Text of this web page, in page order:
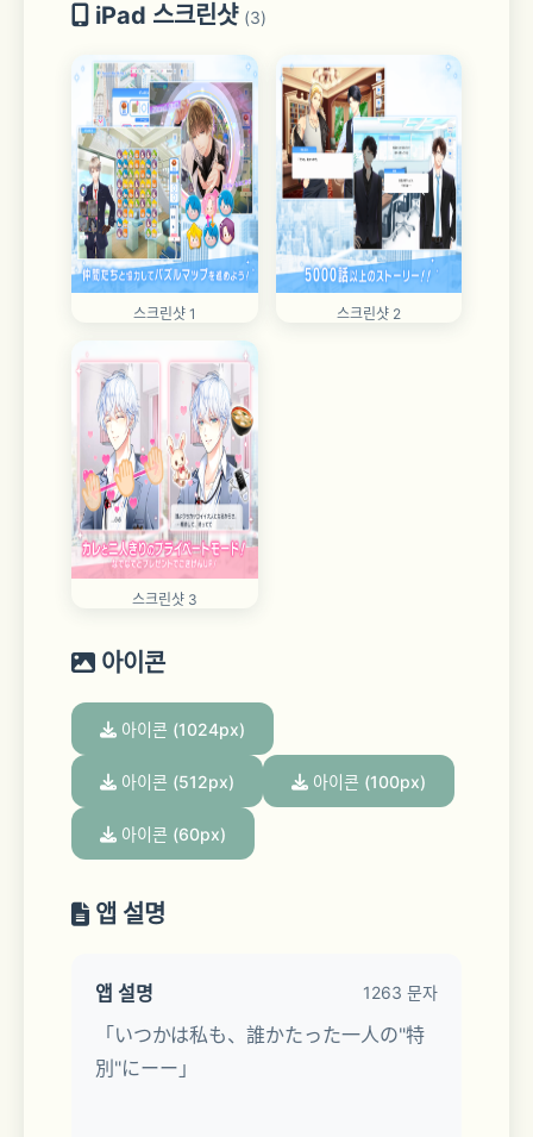
iPad 스크린샷 (3)
스크린샷 1 스크린샷 2
스크린샷 3
아이콘
아이콘 (1024px)
아이콘 (512px) 아이콘 (100px)
아이콘 (60px)
앱 설명
앱 설명 1263 문자
「いつかは私も、誰かたった一人の"特
別"にーー」